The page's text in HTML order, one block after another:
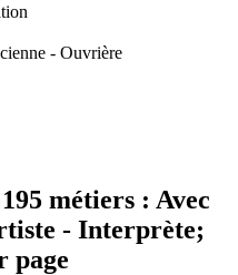
- Ouvrière
195 métiers : Avec
- Interprète;
page